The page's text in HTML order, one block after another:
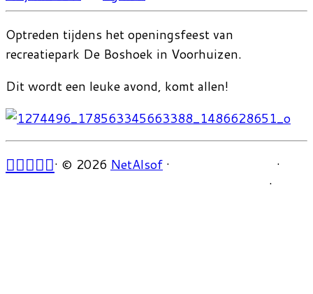
Optreden tijdens het openingsfeest van
recreatiepark De Boshoek in Voorhuizen.
Dit wordt een leuke avond, komt allen!
· © 2026 NetAlsof ·
·
·